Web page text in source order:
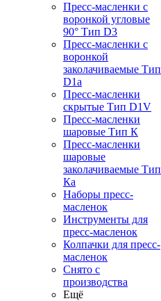
Пресс-масленки с
воронкой угловые
90° Тип D3
Пресс-масленки с
воронкой
заколачиваемые Тип
D1a
Пресс-масленки
скрытые Тип D1V
Пресс-масленки
шаровые Тип К
Пресс-масленки
шаровые
заколачиваемые Тип
Кa
Наборы пресс-
масленок
Инструменты для
пресс-масленок
Колпачки для пресс-
масленок
Снято с
производства
Ещё